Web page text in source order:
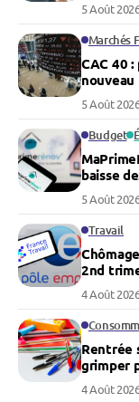
5 Août
Marchés
CAC 40
5 Août
Budget
baisse
5 Août
Travail
2nd
4 Août
Rentrée
grimper
4 Août